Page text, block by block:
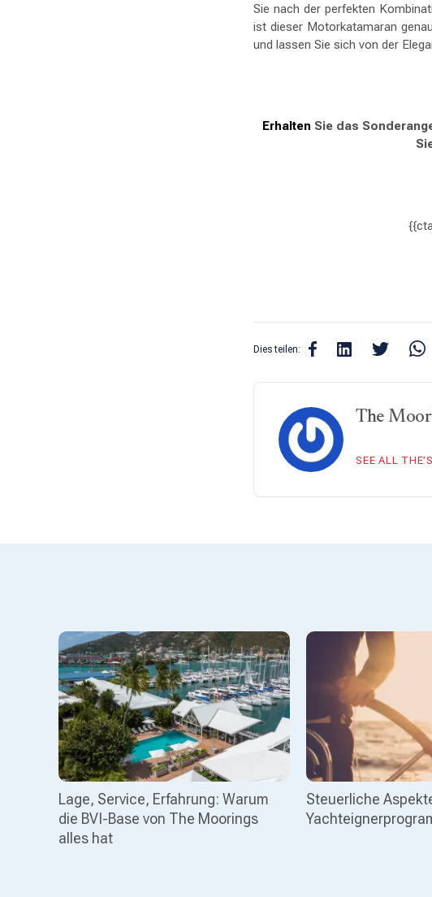
Sie nach der perfekten
ist dieser Motorkatamaran
und lassen Sie sich von der
Erhalten Sie das
Dies teilen:
The
SEE ALL
Lage, Service, Erfahrung: Warum
die BVI-Base von The Moorings
alles hat
Steuerliche